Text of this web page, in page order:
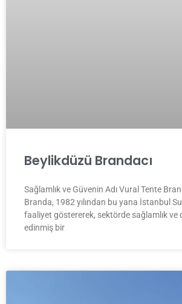
Beylikdüzü Brandacı
Sağlamlık ve Güvenin Adı Vural Tente
Branda, 1982 yılından bu yana İstanbul
faaliyet göstererek, sektörde sağlamlık ve
edinmiş bir